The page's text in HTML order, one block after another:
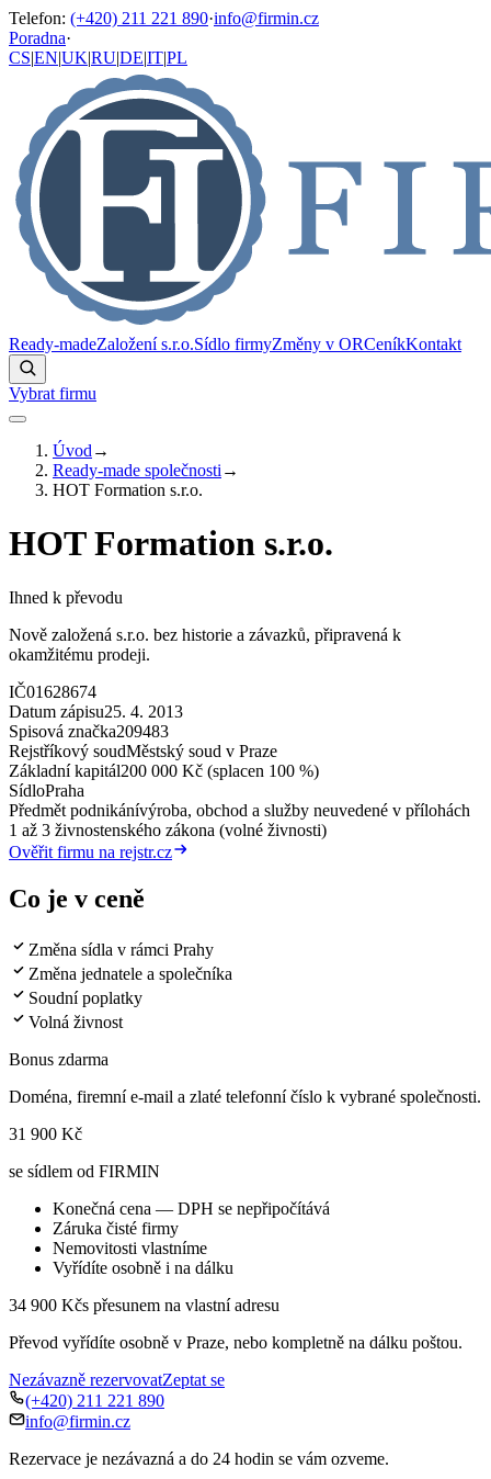
Telefon: (+420) 211 221 890·info@firmin.cz
Poradna·
CS|EN|UK|RU|DE|IT|PL
Ready-madeZaložení s.r.o.Sídlo firmyZměny v ORCeníkKontakt
Vybrat firmu
Úvod →
Ready-made společnosti →
HOT Formation s.r.o.
HOT Formation s.r.o.
Ihned k převodu
Nově založená s.r.o. bez historie a závazků, připravená k
okamžitému prodeji.
IČ01628674
Datum zápisu25. 4. 2013
Spisová značka209483
Rejstříkový soudMěstský soud v Praze
Základní kapitál200 000 Kč (splacen 100 %)
SídloPraha
Předmět podnikánívýroba, obchod a služby neuvedené v přílohách
1 až 3 živnostenského zákona (volné živnosti)
Ověřit firmu na rejstr.cz
Co je v ceně
Změna sídla v rámci Prahy
Změna jednatele a společníka
Soudní poplatky
Volná živnost
Bonus zdarma
Doména, firemní e-mail a zlaté telefonní číslo k vybrané společnosti.
31 900 Kč
se sídlem od FIRMIN
Konečná cena — DPH se nepřipočítává
Záruka čisté firmy
Nemovitosti vlastníme
Vyřídíte osobně i na dálku
34 900 Kčs přesunem na vlastní adresu
Převod vyřídíte osobně v Praze, nebo kompletně na dálku poštou.
Nezávazně rezervovatZeptat se
(+420) 211 221 890
info@firmin.cz
Rezervace je nezávazná a do 24 hodin se vám ozveme.